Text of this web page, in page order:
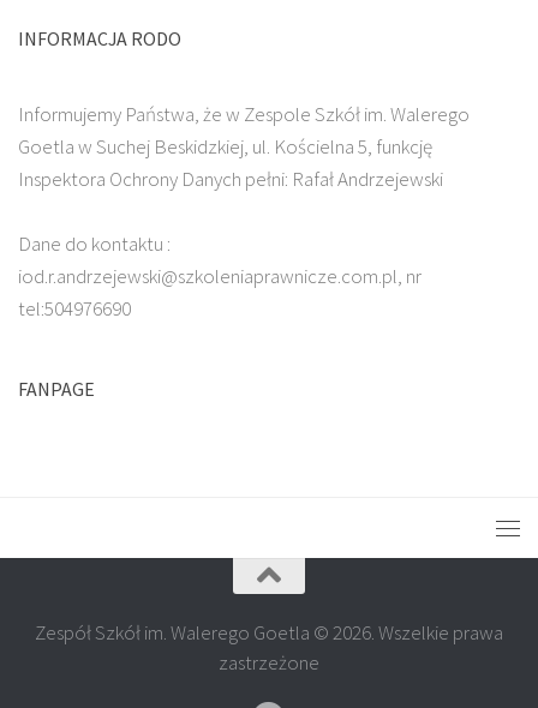
INFORMACJA RODO
Informujemy Państwa, że w Zespole Szkół im. Walerego
Goetla w Suchej Beskidzkiej, ul. Kościelna 5, funkcję
Inspektora Ochrony Danych pełni: Rafał Andrzejewski
Dane do kontaktu :
iod.r.andrzejewski@szkoleniaprawnicze.com.pl, nr
tel:504976690
FANPAGE
Zespół Szkół im. Walerego Goetla © 2026. Wszelkie prawa
zastrzeżone